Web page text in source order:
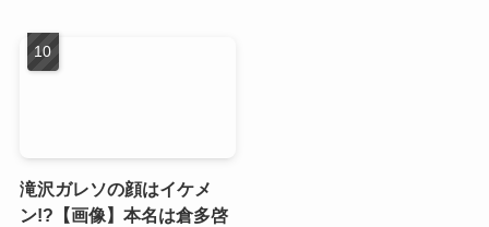
滝沢ガレソの顔はイケメ
ン!?【画像】本名は倉多啓